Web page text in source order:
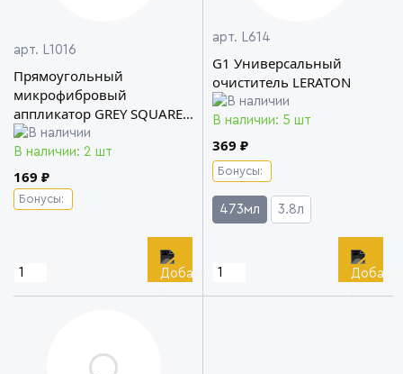
арт. L1016
Прямоугольный
микрофибровый
аппликатор GREY SQUARE
LERATON
В наличии: 2 шт
169 ₽
Бонусы:
арт. L614
G1 Универсальный
очиститель LERATON
В наличии: 5 шт
369 ₽
Бонусы:
473мл 3.8л